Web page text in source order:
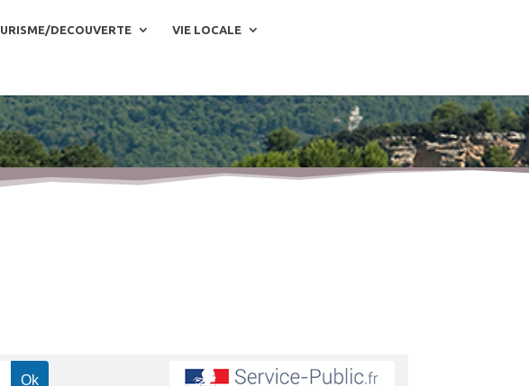
DECOUVERTE VIE LOCALE